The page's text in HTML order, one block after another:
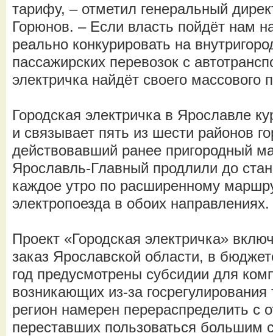
тарифу, – отметил генеральный
Горюнов. – Если власть пойдёт нам
реально конкурировать на
пассажирских перевозок с
электричка найдёт своего массового
Городская электричка в Ярославле
и связывает пять из шести районов
действовавший ранее пригородный
Ярославль-Главный продлили до
каждое утро по расширенному
электропоезда в обоих направлениях.
Проект «Городская электричка»
заказ Ярославской области, в
год предусмотрены субсидии для
возникающих из-за
регион намерен перераспределить с
переставших пользоваться большим